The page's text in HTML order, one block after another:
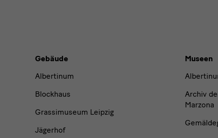
Gebäude,
Museen
und
Institutionen
Gebäude
Albertinum
Blockhaus
Grassimuseum Leipzig
Jägerhof
Museen
Archiv
Marzona